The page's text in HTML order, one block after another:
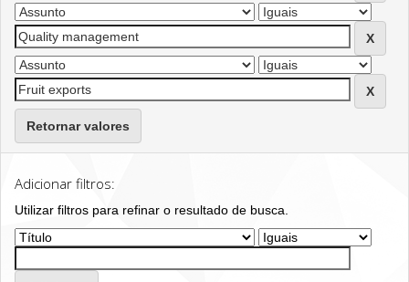
Retornar valores
Adicionar filtros:
Utilizar filtros para refinar o resultado de busca.